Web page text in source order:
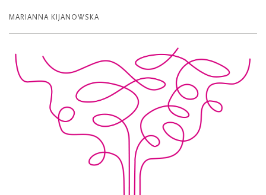
MARIANNA KIJANOWSKA